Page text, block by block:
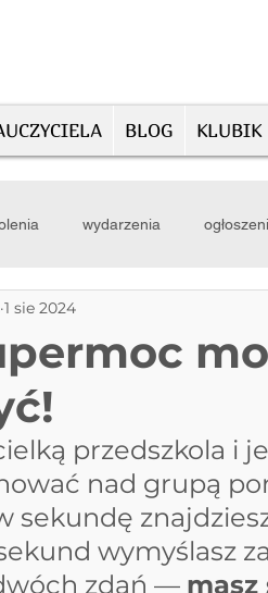
BLOG KLUBIK
wydarzenia
1 sie 2024
przedszkola i
nad grupą
sekundę
wymyślasz
zdań — masz